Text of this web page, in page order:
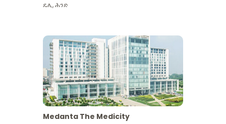
ዴሊ,ሕንድ
Medanta The Medicity